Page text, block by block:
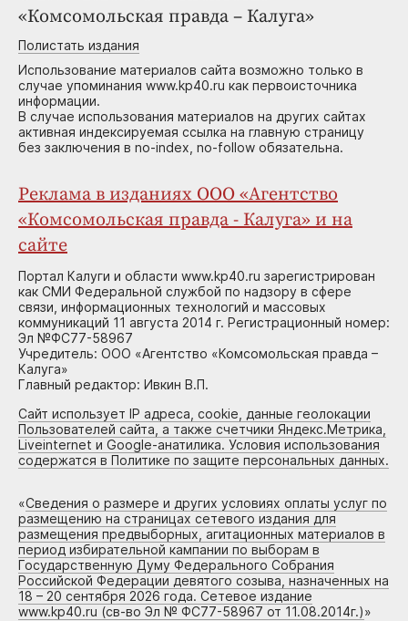
«Комсомольская правда – Калуга»
Полистать издания
Использование материалов сайта возможно только в
случае упоминания www.kp40.ru как первоисточника
информации.
В случае использования материалов на других сайтах
активная индексируемая ссылка на главную страницу
без заключения в no-index, no-follow обязательна.
Реклама в изданиях ООО «Агентство
«Комсомольская правда - Калуга» и на
сайте
Портал Калуги и области www.kp40.ru зарегистрирован
как СМИ Федеральной службой по надзору в сфере
связи, информационных технологий и массовых
коммуникаций 11 августа 2014 г. Регистрационный номер:
Эл №ФС77-58967
Учредитель: ООО «Агентство «Комсомольская правда –
Калуга»
Главный редактор: Ивкин В.П.
Сайт использует IP адреса, cookie, данные геолокации
Пользователей сайта, а также счетчики Яндекс.Метрика,
Liveinternet и Google-анатилика. Условия использования
содержатся в Политике по защите персональных данных.
«Сведения о размере и других условиях оплаты услуг по
размещению на страницах сетевого издания для
размещения предвыборных, агитационных материалов в
период избирательной кампании по выборам в
Государственную Думу Федерального Собрания
Российской Федерации девятого созыва, назначенных на
18 – 20 сентября 2026 года. Сетевое издание
www.kp40.ru (св-во Эл № ФС77-58967 от 11.08.2014г.)»